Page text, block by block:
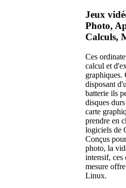
Jeux
Photo,
Calculs,
Ces
calcul et
graphiques.
disposant
batterie ils
disques
carte
prendre en
logiciels de
Conçus
photo, la
intensif, ces
mesure
Linux.